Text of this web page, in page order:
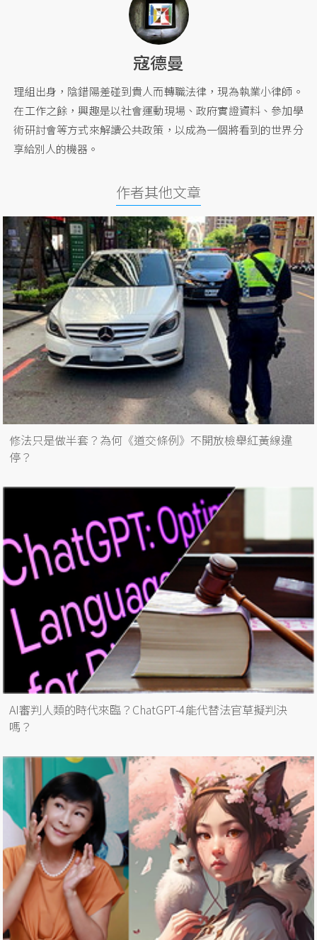
寇德曼
理組出身，陰錯陽差碰到貴人而轉職法律，現為執業小律師。
在工作之餘，興趣是以社會運動現場、政府實證資料、參加學
術研討會等方式來解讀公共政策，以成為一個將看到的世界分
享給別人的機器。
作者其他文章
修法只是做半套？為何《道交條例》不開放檢舉紅黃線違
停？
AI審判人類的時代來臨？ChatGPT-4能代替法官草擬判決
嗎？